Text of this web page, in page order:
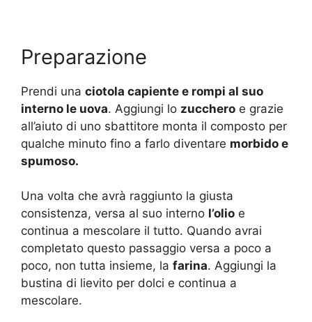
Preparazione
Prendi una ciotola capiente e rompi al suo
interno le uova. Aggiungi lo zucchero e grazie
all’aiuto di uno sbattitore monta il composto per
qualche minuto fino a farlo diventare morbido e
spumoso.
Una volta che avrà raggiunto la giusta
consistenza, versa al suo interno l’olio e
continua a mescolare il tutto. Quando avrai
completato questo passaggio versa a poco a
poco, non tutta insieme, la farina. Aggiungi la
bustina di lievito per dolci e continua a
mescolare.